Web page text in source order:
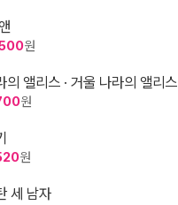
원
의 앨리스 · 거울 나라의 앨리스
원
원
세 남자